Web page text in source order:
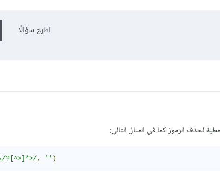
اطرح سؤالًا
لحذف الرموز كما في المثال التالي:
?[^>]*>/, '' )